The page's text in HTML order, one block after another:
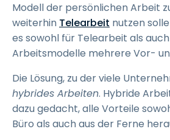
Modell der persönlichen Arbeit
weiterhin Telearbeit nutzen
es sowohl für Telearbeit als
Arbeitsmodelle mehrere Vor-
Die Lösung, zu der viele
hybrides Arbeiten. Hybride
dazu gedacht, alle Vorteile
Büro als auch aus der Ferne